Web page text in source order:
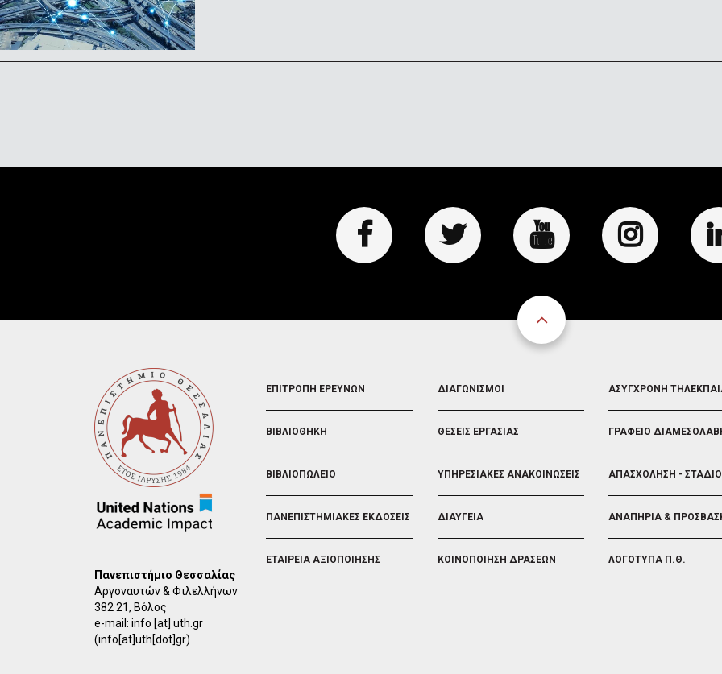
Πανεπιστήμιο Θεσσαλίας
Αργοναυτών & Φιλελλήνων
382 21, Βόλος
e-mail: info [at] uth.gr
(info[at]uth[dot]gr)
2
ΕΠΙΤΡΟΠΗ ΕΡΕΥΝΩΝ
ΒΙΒΛΙΟΘΗΚΗ
ΒΙΒΛΙΟΠΩΛΕΙΟ
ΠΑΝΕΠΙΣΤΗΜΙΑΚΕΣ ΕΚΔΟΣΕΙΣ
ΕΤΑΙΡΕΙΑ ΑΞΙΟΠΟΙΗΣΗΣ
3
ΔΙΑΓΩΝΙΣΜΟΙ
ΘΕΣΕΙΣ ΕΡΓΑΣΙΑΣ
ΥΠΗΡΕΣΙΑΚΕΣ ΑΝΑΚΟΙΝΩΣΕΙΣ
ΔΙΑΥΓΕΙΑ
ΚΟΙΝΟΠΟΙΗΣΗ ΔΡΑΣΕΩΝ
4
ΑΣΥΓΧΡΟΝΗ
ΓΡΑΦΕΙΟ
ΑΠΑΣΧΟΛΗΣΗ -
ΑΝΑΠΗΡΙΑ &
ΛΟΓΟΤΥΠΑ Π.Θ.